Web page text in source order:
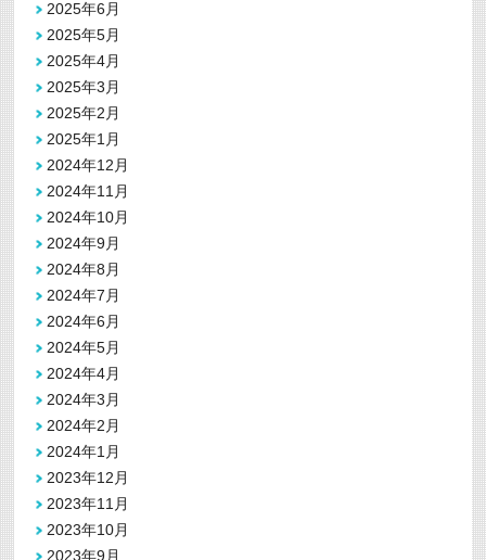
2025年6月
2025年5月
2025年4月
2025年3月
2025年2月
2025年1月
2024年12月
2024年11月
2024年10月
2024年9月
2024年8月
2024年7月
2024年6月
2024年5月
2024年4月
2024年3月
2024年2月
2024年1月
2023年12月
2023年11月
2023年10月
2023年9月